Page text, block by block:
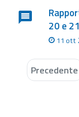
20 e
11 ott
Precedente